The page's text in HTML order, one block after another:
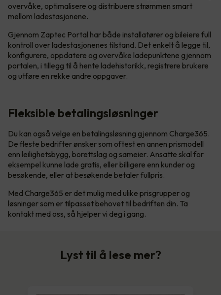
overvåke, optimalisere og distribuere strømmen smart
mellom ladestasjonene.
Gjennom Zaptec Portal har både installatører og bileiere full
kontroll over ladestasjonenes tilstand. Det enkelt å legge til,
konfigurere, oppdatere og overvåke ladepunktene gjennom
portalen, i tillegg til å hente ladehistorikk, registrere brukere
og utføre en rekke andre oppgaver.
Fleksible betalingsløsninger
Du kan også velge en betalingsløsning gjennom Charge365.
De fleste bedrifter ønsker som oftest en annen prismodell
enn leilighetsbygg, borettslag og sameier. Ansatte skal for
eksempel kunne lade gratis, eller billigere enn kunder og
besøkende, eller at besøkende betaler fullpris.
Med Charge365 er det mulig med ulike prisgrupper og
løsninger som er tilpasset behovet til bedriften din. Ta
kontakt med oss, så hjelper vi deg i gang.
Lyst til å lese mer?